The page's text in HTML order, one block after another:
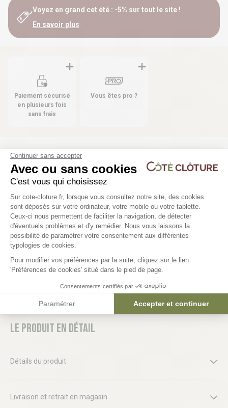
Voyez en grand cet été : -5% sur tout le site !
En savoir plus
Paiement sécurisé
en plusieurs fois
sans frais
Vous êtes pro ?
Les produits compatibles
Planche bois clôture -
Intermédiaire
15,00 €
Planche bois clôture -
15,00 €
Le produit en détail
Détails du produit
Livraison et retrait en magasin
Continuer sans accepter
Avec ou sans cookies
C'est vous qui choisissez
Plateforme de Gestion du
Sur cote-cloture.fr, lorsque vous consultez notre site, des cookies
sont déposés sur votre ordinateur, votre mobile ou votre tablette.
Ceux-ci nous permettent de faciliter la navigation, de détecter
d'éventuels problèmes et d'y remédier. Nous vous laissons la
possibilité de paramétrer votre consentement aux différentes
typologies de cookies.
Pour modifier vos préférences par la suite, cliquez sur le lien
'Préférences de cookies' situé dans le pied de page.
Consentements certifiés par
Paramétrer Accepter et continuer
Axeptio consent